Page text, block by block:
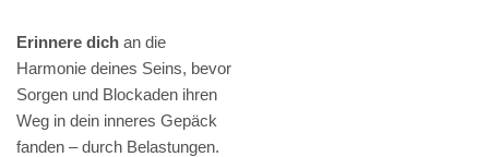
Erinnere dich an die
Harmonie deines Seins, bevor
Sorgen und Blockaden ihren
Weg in dein inneres Gepäck
fanden – durch Belastungen.